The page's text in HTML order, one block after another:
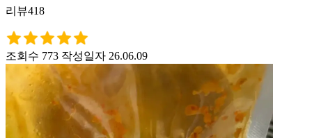
리뷰418
조회수 773 작성일자 26.06.09